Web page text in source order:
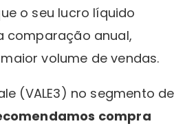
o seu lucro líquido
comparação anual,
volume de vendas.
(VALE3) no segmento de
compra